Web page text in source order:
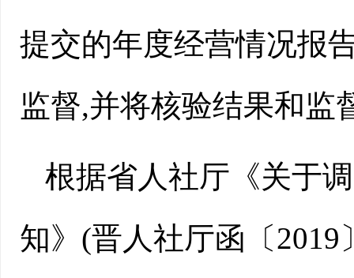
提交的年度经营情况报
监督,并将核验结果和监
根据省人社厅《关于
知》(晋人社厅函〔2019